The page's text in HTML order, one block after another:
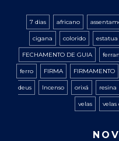
7 dias africano
cigana colorido estatua
FECHAMENTO DE GUIA
ferro FIRMA FIRMAMENTO
deus Incenso orixá resina
velas velas